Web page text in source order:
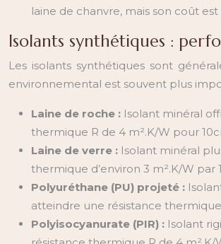
laine de chanvre, mais son coût
Isolants synthétiques :
Les isolants synthétiques sont
environnemental est souvent plus
Laine de roche : Isolant minéral
thermique R de 4 m².K/W pour
Laine de verre : Isolant minéral
thermique d’environ 3 m².K/W
Polyuréthane (PU) projeté :
atteindre une résistance
Polyisocyanurate (PIR) : Isolant